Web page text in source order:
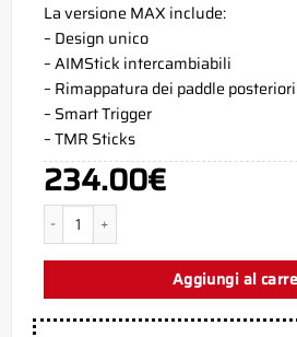
La versione MAX include:
– Design unico
– AIMStick intercambiabili
– Rimappatura dei paddle posteriori
– Smart Trigger
– TMR Sticks
234.00€
Aim Joker Yellow Xbox Series X
Aggiungi al